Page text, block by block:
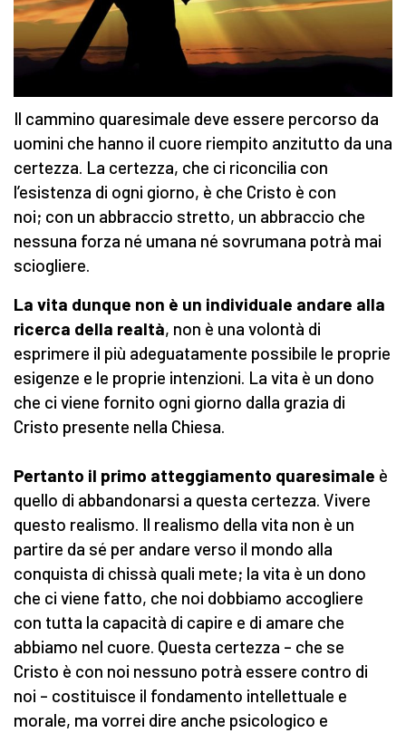
Il cammino quaresimale deve essere percorso da
uomini che hanno il cuore riempito anzitutto da una
certezza. La certezza, che ci riconcilia con
l’esistenza di ogni giorno, è che Cristo è con
noi; con un abbraccio stretto, un abbraccio che
nessuna forza né umana né sovrumana potrà mai
sciogliere.
La vita dunque non è un individuale andare alla
ricerca della realtà, non è una volontà di
esprimere il più adeguatamente possibile le proprie
esigenze e le proprie intenzioni. La vita è un dono
che ci viene fornito ogni giorno dalla grazia di
Cristo presente nella Chiesa.
Pertanto il primo atteggiamento quaresimale è
quello di abbandonarsi a questa certezza. Vivere
questo realismo. Il realismo della vita non è un
partire da sé per andare verso il mondo alla
conquista di chissà quali mete; la vita è un dono
che ci viene fatto, che noi dobbiamo accogliere
con tutta la capacità di capire e di amare che
abbiamo nel cuore. Questa certezza – che se
Cristo è con noi nessuno potrà essere contro di
noi – costituisce il fondamento intellettuale e
morale, ma vorrei dire anche psicologico e